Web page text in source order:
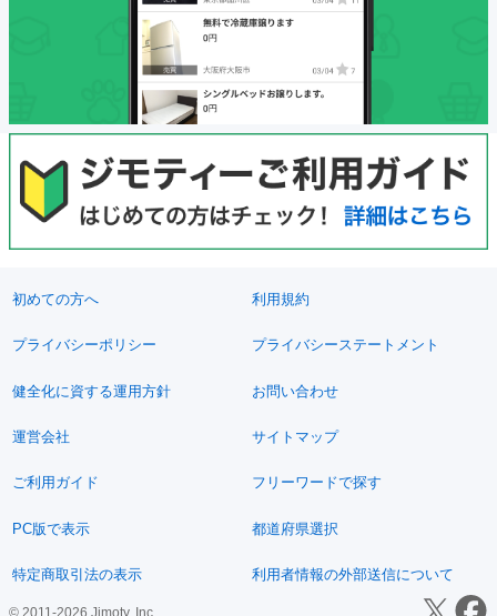
初めての方へ 利用規約
プライバシーポリシー プライバシーステートメント
健全化に資する運用方針 お問い合わせ
運営会社 サイトマップ
ご利用ガイド フリーワードで探す
PC版で表示 都道府県選択
特定商取引法の表示 利用者情報の外部送信について
© 2011-2026 Jimoty, Inc.